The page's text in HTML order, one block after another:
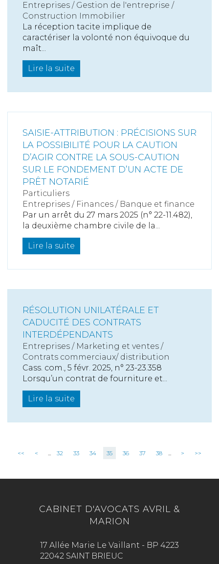
Entreprises / Gestion de l'entreprise /
Construction Immobilier
La réception tacite implique de
caractériser la volonté non équivoque du
maît...
Lire la suite
SAISIE-ATTRIBUTION : PRÉCISIONS SUR
LA POSSIBILITÉ POUR LA CAUTION
D’AGIR CONTRE LA SOUS-CAUTION
SUR LE FONDEMENT D’UN ACTE DE
PRÊT NOTARIÉ
Particuliers
Entreprises / Finances / Banque et finance
Par un arrêt du 27 mars 2025 (n° 22-11.482),
la deuxième chambre civile de la...
Lire la suite
RÉSOLUTION UNILATÉRALE ET
CADUCITÉ DES CONTRATS
INTERDÉPENDANTS
Entreprises / Marketing et ventes /
Contrats commerciaux/ distribution
Cass. com., 5 févr. 2025, n° 23-23.358
Lorsqu’un contrat de fourniture et...
Lire la suite
<< < ... 32 33 34 35 36 37 38 ... > >>
CABINET D'AVOCATS AVRIL &
MARION
17 Allée Marie Le Vaillant - BP 4223
22042 SAINT BRIEUC